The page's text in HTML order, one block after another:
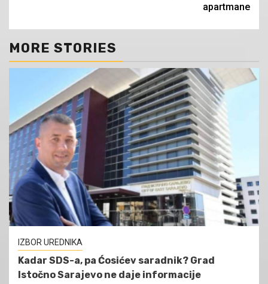
apartmane
MORE STORIES
IZBOR UREDNIKA
Kadar SDS-a, pa Ćosićev saradnik? Grad
Istočno Sarajevo ne daje informacije